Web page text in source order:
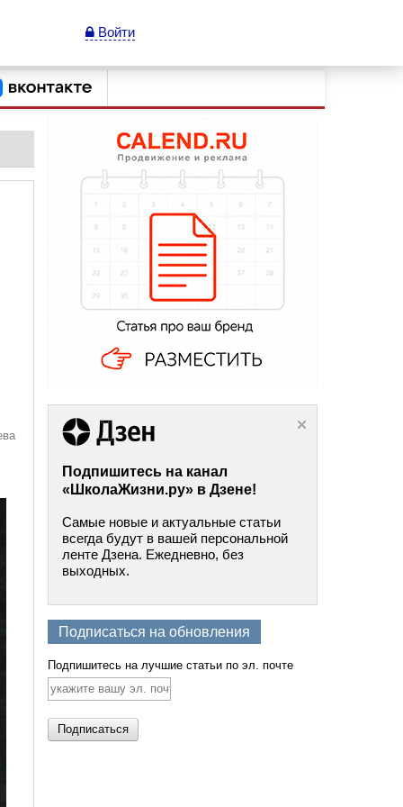
Войти
Подпишитесь на канал
«ШколаЖизни.ру» в Дзене!
Самые новые и актуальные статьи
всегда будут в вашей персональной
ленте Дзена. Ежедневно, без
выходных.
Подписаться на обновления
Подпишитесь на лучшие статьи по эл. почте